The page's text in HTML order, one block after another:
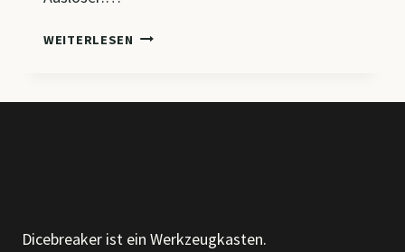
WEITERLESEN CM7
Dicebreaker ist ein Werkzeugkasten.